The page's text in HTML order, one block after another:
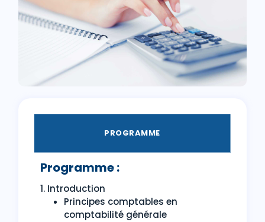
PROGRAMME
Programme :
1. Introduction
Principes comptables en
comptabilité générale